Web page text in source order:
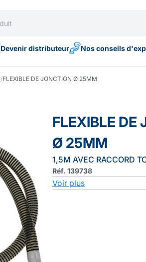
Devenir distributeur Nos conseils
/FLEXIBLE DE JONCTION Ø 25MM
FLEXIBLE DE
Ø 25MM
1,5M AVEC RACCORD
Réf. 139738
Voir plus